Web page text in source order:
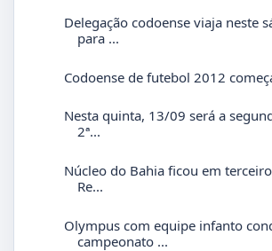
Delegação codoense viaja neste
para ...
Codoense de futebol 2012
Nesta quinta, 13/09 será a
2ª...
Núcleo do Bahia ficou em
Re...
Olympus com equipe infanto
campeonato ...